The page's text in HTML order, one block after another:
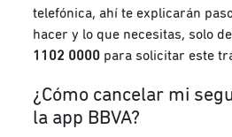
telefónica, ahí te explicarán
hacer y lo que necesitas, solo
1102 0000 para solicitar este
¿Cómo cancelar mi
la app BBVA?